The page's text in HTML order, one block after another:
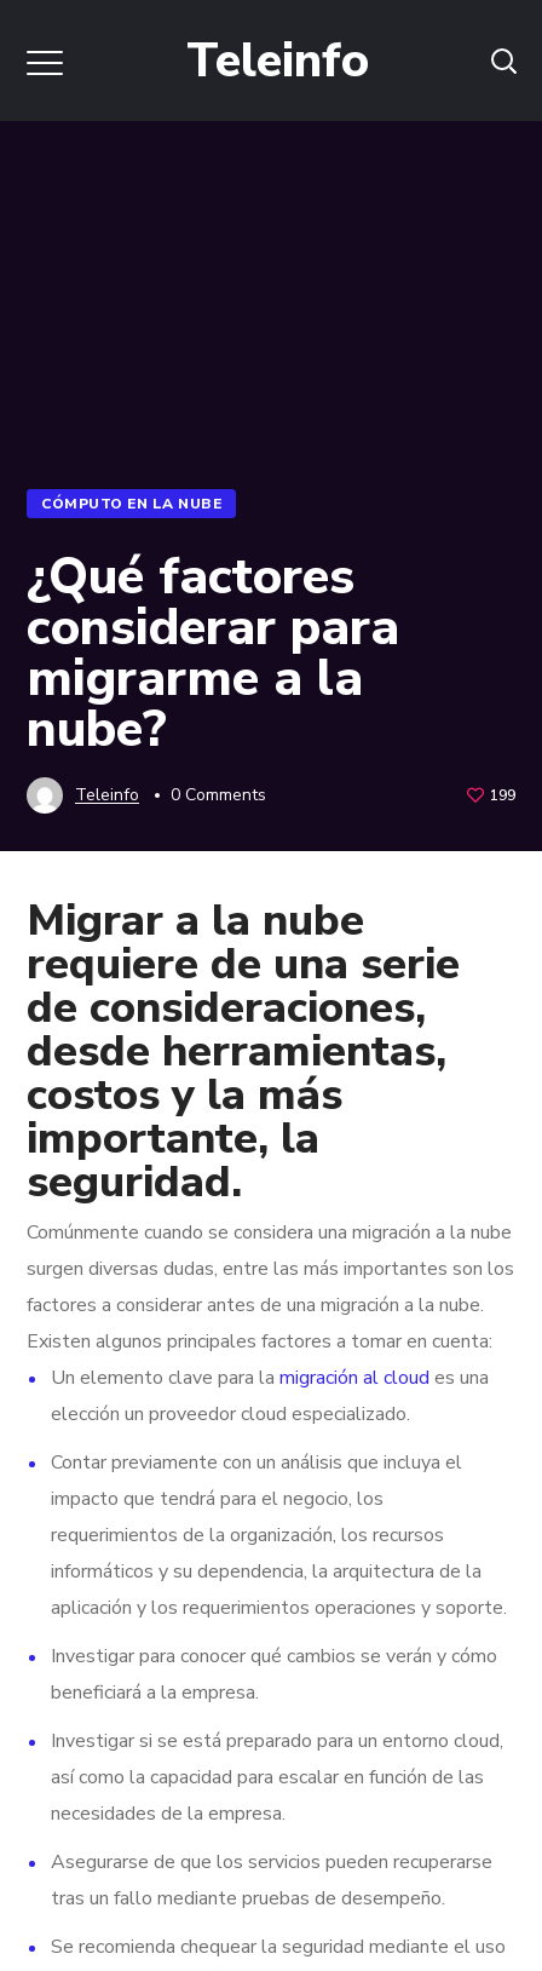
Teleinfo
CÓMPUTO EN LA NUBE
¿Qué factores
considerar para
migrarme a la
nube?
Teleinfo 0 Comments 199
Migrar a la nube
requiere de una serie
de consideraciones,
desde herramientas,
costos y la más
importante, la
seguridad.
Comúnmente cuando se considera una migración a la nube
surgen diversas dudas, entre las más importantes son los
factores a considerar antes de una migración a la nube.
Existen algunos principales factores a tomar en cuenta:
Un elemento clave para la migración al cloud es una
elección un proveedor cloud especializado.
Contar previamente con un análisis que incluya el
impacto que tendrá para el negocio, los
requerimientos de la organización, los recursos
informáticos y su dependencia, la arquitectura de la
aplicación y los requerimientos operaciones y soporte.
Investigar para conocer qué cambios se verán y cómo
beneficiará a la empresa.
Investigar si se está preparado para un entorno cloud,
así como la capacidad para escalar en función de las
necesidades de la empresa.
Asegurarse de que los servicios pueden recuperarse
tras un fallo mediante pruebas de desempeño.
Se recomienda chequear la seguridad mediante el uso